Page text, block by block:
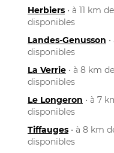
Herbiers • à 11 km
disponibles
Landes-Genusson
disponibles
La Verrie • à 8 km
disponibles
Le Longeron • à 7
disponibles
Tiffauges • à 8 km
disponibles